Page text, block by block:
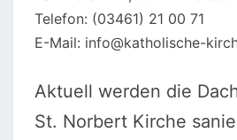
Telefon: (03461) 21 00 71
E-Mail: info@katholische-
Aktuell werden die
St. Norbert Kirche